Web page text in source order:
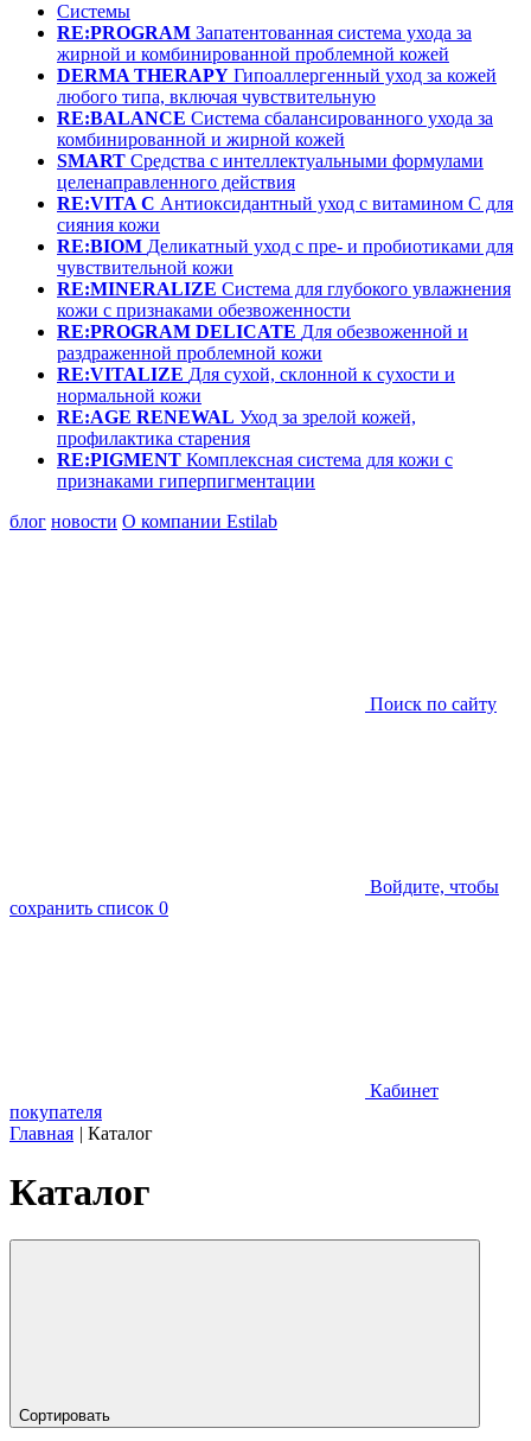
Системы
RE:PROGRAM Запатентованная система ухода за
жирной и комбинированной проблемной кожей
DERMA THERAPY Гипоаллергенный уход за кожей
любого типа, включая чувствительную
RE:BALANCE Система сбалансированного ухода за
комбинированной и жирной кожей
SMART Средства с интеллектуальными формулами
целенаправленного действия
RE:VITA C Антиоксидантный уход с витамином С для
сияния кожи
RE:BIOM Деликатный уход с пре- и пробиотиками для
чувствительной кожи
RE:MINERALIZE Система для глубокого увлажнения
кожи с признаками обезвоженности
RE:PROGRAM DELICATE Для обезвоженной и
раздраженной проблемной кожи
RE:VITALIZE Для сухой, склонной к сухости и
нормальной кожи
RE:AGE RENEWAL Уход за зрелой кожей,
профилактика старения
RE:PIGMENT Комплексная система для кожи с
признаками гиперпигментации
блог новости О компании Estilab
Поиск по сайту
Войдите, чтобы
сохранить список 0
Кабинет
покупателя
Главная | Каталог
Каталог
Сортировать